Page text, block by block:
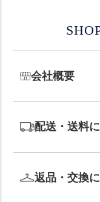
会社概要
配送・送料
返品・交換